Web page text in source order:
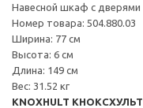
Навесной шкаф с дверями
Номер товара: 504.880.03
Ширина: 77 см
Высота: 6 см
Длина: 149 см
Вес: 31.52 кг
KNOXHULT КНОКСХУЛЬТ